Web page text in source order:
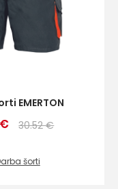
EMERTON
30.52 €
šorti